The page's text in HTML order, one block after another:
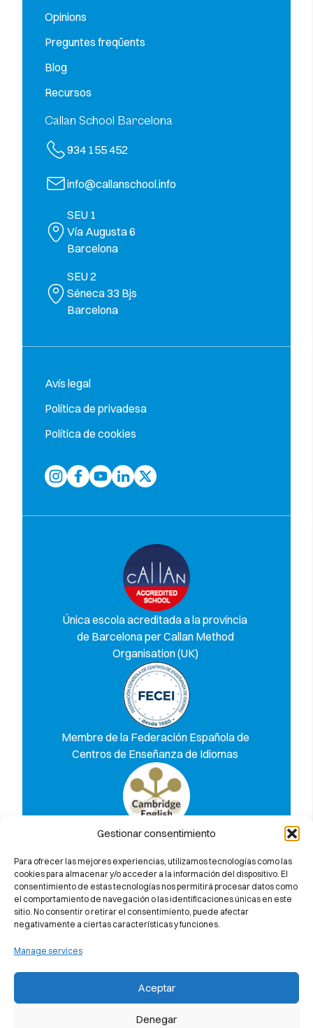
Gestionar consentimiento
Para ofrecer las mejores experiencias, utilizamos tecnologías como las
cookies para almacenar y/o acceder a la información del dispositivo. El
consentimiento de estas tecnologías nos permitirá procesar datos como
el comportamiento de navegación o las identificaciones únicas en este
sitio. No consentir o retirar el consentimiento, puede afectar
negativamente a ciertas características y funciones.
Manage services
Aceptar
Denegar
Opinions
Preguntes freqüents
Blog
Recursos
Callan School Barcelona
934 155 452
info@callanschool.info
SEU 1
Vía Augusta 6
Barcelona
SEU 2
Séneca 33 Bjs
Barcelona
Avís legal
Política de privadesa
Política de cookies
Única escola acreditada a la província
de Barcelona per Callan Method
Organisation (UK)
Membre de la Federación Española de
Centros de Enseñanza de Idiomas
Descobreix per què et garantim al
100% l’aprovat a l’examen de
Cambridge University